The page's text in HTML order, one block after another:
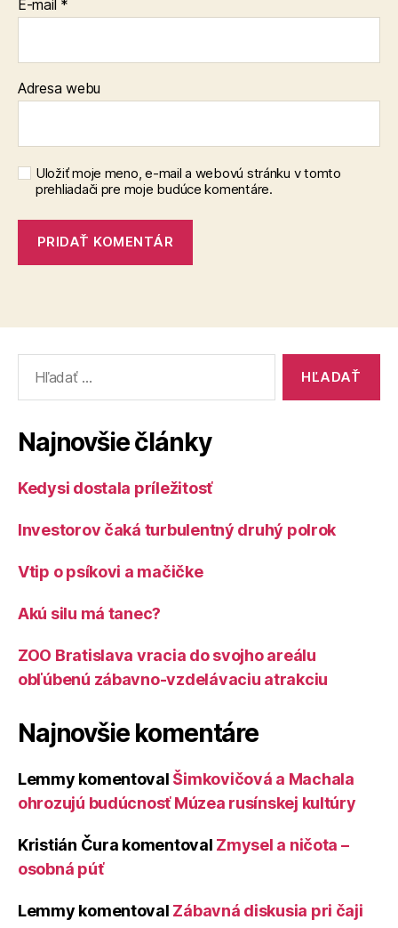
E-mail *
Adresa webu
Uložiť moje meno, e-mail a webovú stránku v tomto
prehliadači pre moje budúce komentáre.
Najnovšie články
Kedysi dostala príležitosť
Investorov čaká turbulentný druhý polrok
Vtip o psíkovi a mačičke
Akú silu má tanec?
ZOO Bratislava vracia do svojho areálu
obľúbenú zábavno-vzdelávaciu atrakciu
Najnovšie komentáre
Lemmy komentoval Šimkovičová a Machala
ohrozujú budúcnosť Múzea rusínskej kultúry
Kristián Čura komentoval Zmysel a ničota –
osobná púť
Lemmy komentoval Zábavná diskusia pri čaji